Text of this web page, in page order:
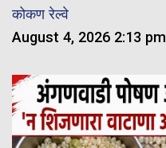
कोकण रेल्वे
August 4, 2026 2:13 pm